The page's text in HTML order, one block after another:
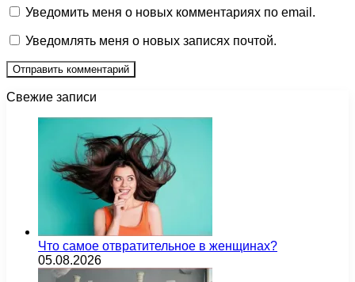
Уведомить меня о новых комментариях по email.
Уведомлять меня о новых записях почтой.
Свежие записи
Что самое отвратительное в женщинах?
05.08.2026